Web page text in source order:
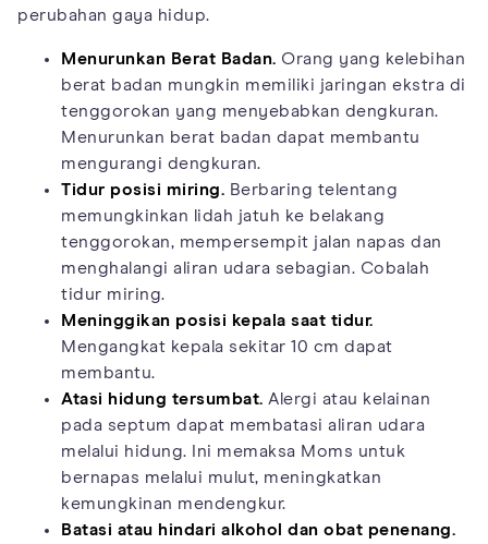
perubahan gaya hidup.
Menurunkan Berat Badan. Orang yang kelebihan
berat badan mungkin memiliki jaringan ekstra di
tenggorokan yang menyebabkan dengkuran.
Menurunkan berat badan dapat membantu
mengurangi dengkuran.
Tidur posisi miring. Berbaring telentang
memungkinkan lidah jatuh ke belakang
tenggorokan, mempersempit jalan napas dan
menghalangi aliran udara sebagian. Cobalah
tidur miring.
Meninggikan posisi kepala saat tidur.
Mengangkat kepala sekitar 10 cm dapat
membantu.
Atasi hidung tersumbat. Alergi atau kelainan
pada septum dapat membatasi aliran udara
melalui hidung. Ini memaksa Moms untuk
bernapas melalui mulut, meningkatkan
kemungkinan mendengkur.
Batasi atau hindari alkohol dan obat penenang.